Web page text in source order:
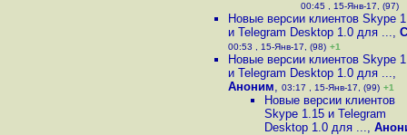
00:45 , 15-Янв-17, (97)
Новые версии клиентов Skype
и Telegram Desktop 1.0 для ...,
00:53 , 15-Янв-17, (98) +1
Новые версии клиентов Skype
и Telegram Desktop 1.0 для ...,
Аноним, 03:17 , 15-Янв-17, (99) +1
Новые версии клиентов
Skype 1.15 и Telegram
Desktop 1.0 для ...,